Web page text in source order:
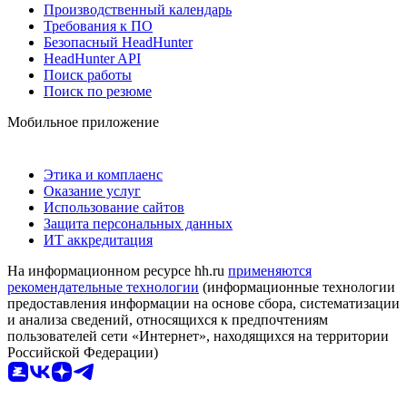
Производственный календарь
Требования к ПО
Безопасный HeadHunter
HeadHunter API
Поиск работы
Поиск по резюме
Мобильное приложение
Этика и комплаенс
Оказание услуг
Использование сайтов
Защита персональных данных
ИТ аккредитация
На информационном ресурсе hh.ru применяются
рекомендательные технологии (информационные технологии
предоставления информации на основе сбора, систематизации
и анализа сведений, относящихся к предпочтениям
пользователей сети «Интернет», находящихся на территории
Российской Федерации)